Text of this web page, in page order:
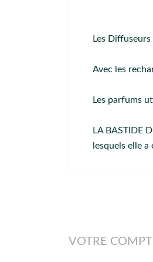
Les
Avec les
Les parfums
LA BASTIDE
lesquels elle
VOTRE